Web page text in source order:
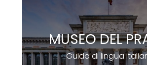
MUSEO DEL
Guida di lingua